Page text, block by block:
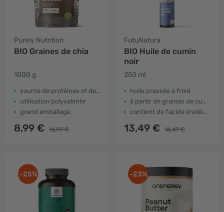
Purely Nutrition
BIO Graines de chia
1000 g
source de protéines et de fibres
utilisation polyvalente
grand emballage
8,99 € 16,99 €
FutuNatura
BIO Huile de cumin
noir
250 ml
huile pressée à froid
à partir de graines de cumin noir
contient de l'acide linoléique
13,49 € 16,49 €
-25% -23%